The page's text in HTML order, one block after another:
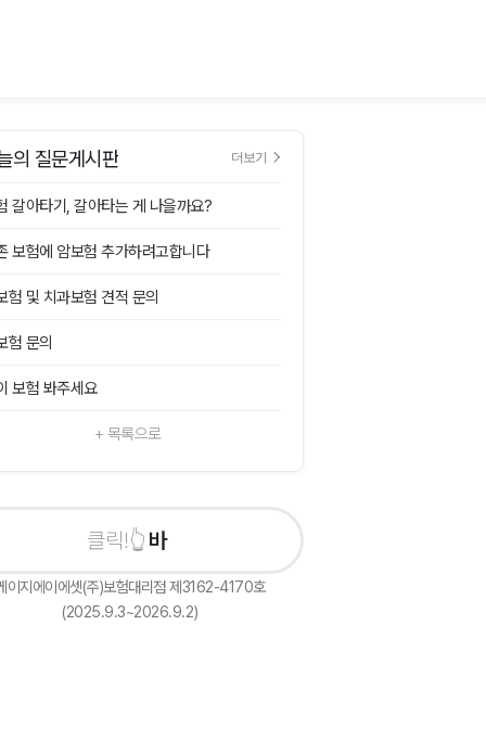
의 질문게시판 더보기
갈아타기, 갈아타는 게 나을까요?
보험에 암보험 추가하려고합니다
험 및 치과보험 견적 문의
험 문의
보험 봐주세요
+ 목록으로
바로 상담신
이지에이에셋(주)보험대리점 제3162-4170호
(2025.9.3~2026.9.2)